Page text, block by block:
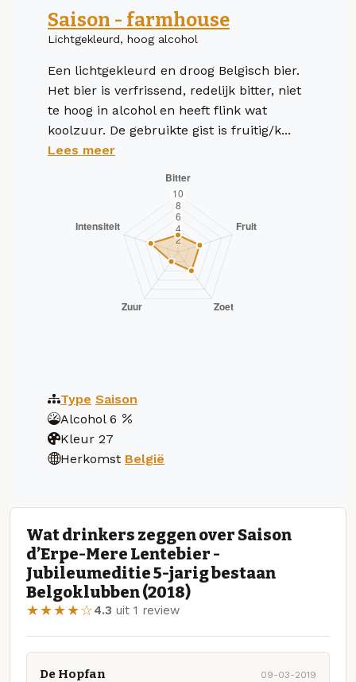
Saison - farmhouse
Lichtgekleurd, hoog alcohol
Een lichtgekleurd en droog Belgisch bier.
Het bier is verfrissend, redelijk bitter, niet
te hoog in alcohol en heeft flink wat
koolzuur. De gebruikte gist is fruitig/k...
Lees meer
Type Saison
Alcohol 6
Kleur 27
Herkomst België
Wat drinkers zeggen over Saison
d’Erpe-Mere Lentebier -
Jubileumeditie 5-jarig bestaan
Belgoklubben (2018)
★★★★☆4.3 uit 1 review
De Hopfan 09-03-2019